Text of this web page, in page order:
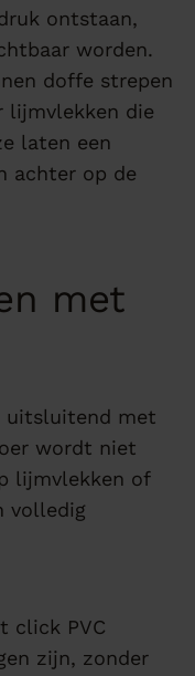
ontstaan,
worden.
doffe strepen
lijmvlekken die
laten een
achter op de
met
uitsluitend met
wordt niet
lijmvlekken of
volledig
click PVC
zijn, zonder